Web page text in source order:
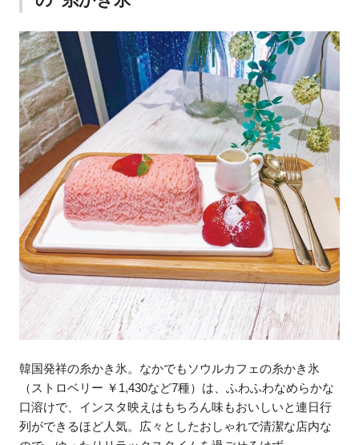
韓国発祥の糸かき氷。なかでもソウルカフェの糸かき氷
（ストロベリー ￥1,430など7種）は、ふわふわなめらかな
口溶けで、インスタ映えはもちろん味もおいしいと連日行
列ができるほど人気。広々としたおしゃれで清潔な店内な